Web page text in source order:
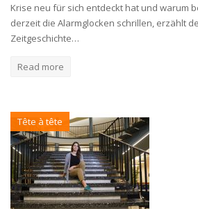
Krise neu für sich entdeckt hat und warum
derzeit die Alarmglocken schrillen, erzählt
Zeitgeschichte…
Read more
Tête à tête